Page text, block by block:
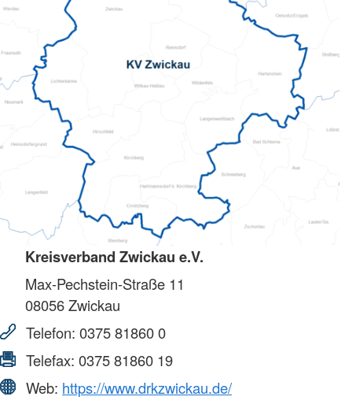
Kreisverband Zwickau e.V.
Max-Pechstein-Straße 11
08056Zwickau
Telefon: 0375 81860 0
Telefax: 0375 81860 19
Web: https://www.drkzwickau.de/